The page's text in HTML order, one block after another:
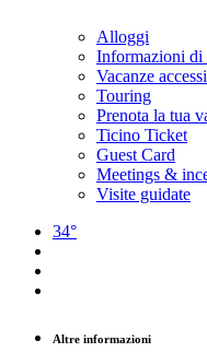
Alloggi
Informazioni di
Vacanze
Touring
Prenota la tua
Ticino Ticket
Guest Card
Meetings &
Visite guidate
34°
Altre informazioni